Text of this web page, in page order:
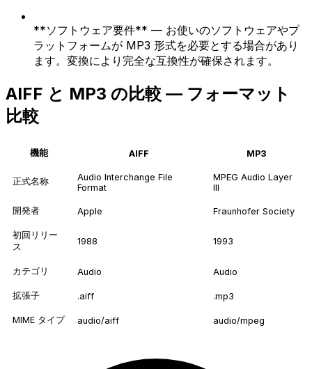
**ソフトウェア要件** — お使いのソフトウェアやプ
ラットフォームが MP3 形式を必要とする場合があり
ます。変換により完全な互換性が確保されます。
AIFF と MP3 の比較 — フォーマット
比較
機能 AIFF MP3
正式名称
Audio Interchange File
Format
MPEG Audio Layer
III
開発者 Apple Fraunhofer Society
初回リリー
ス
1988 1993
カテゴリ Audio Audio
拡張子 .aiff .mp3
MIME タイプ audio/aiff audio/mpeg